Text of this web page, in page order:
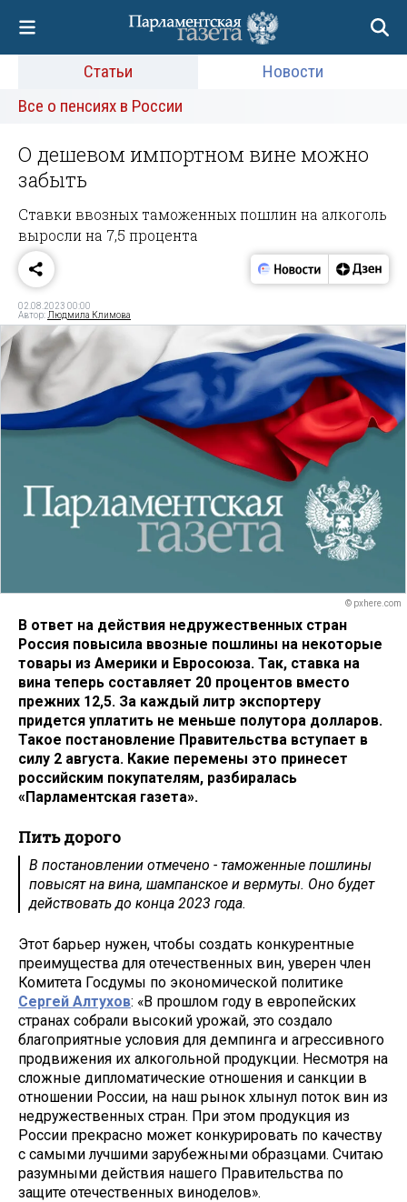
Статьи
Новости
Все о пенсиях в России
О дешевом импортном вине можно
забыть
Ставки ввозных таможенных пошлин на алкоголь
выросли на 7,5 процента
02.08.2023 00:00
Автор: Людмила Климова
© pxhere.com
В ответ на действия недружественных стран
Россия повысила ввозные пошлины на некоторые
товары из Америки и Евросоюза. Так, ставка на
вина теперь составляет 20 процентов вместо
прежних 12,5. За каждый литр экспортеру
придется уплатить не меньше полутора долларов.
Такое постановление Правительства вступает в
силу 2 августа. Какие перемены это принесет
российским покупателям, разбиралась
«Парламентская газета».
Пить дорого
В постановлении отмечено - таможенные пошлины
повысят на вина, шампанское и вермуты. Оно будет
действовать до конца 2023 года.
Этот барьер нужен, чтобы создать конкурентные
преимущества для отечественных вин, уверен член
Комитета Госдумы по экономической политике
Сергей Алтухов: «В прошлом году в европейских
странах собрали высокий урожай, это создало
благоприятные условия для демпинга и агрессивного
продвижения их алкогольной продукции. Несмотря на
сложные дипломатические отношения и санкции в
отношении России, на наш рынок хлынул поток вин из
недружественных стран. При этом продукция из
России прекрасно может конкурировать по качеству
с самыми лучшими зарубежными образцами. Считаю
разумными действия нашего Правительства по
защите отечественных виноделов».